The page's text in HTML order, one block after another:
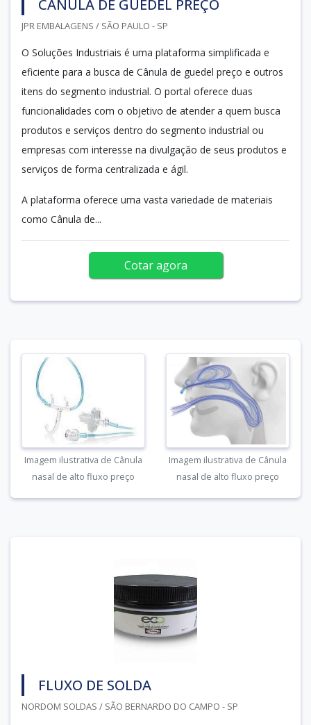
CÂNULA DE GUEDEL PREÇO
JPR EMBALAGENS / SÃO PAULO - SP
O Soluções Industriais é uma plataforma simplificada e
eficiente para a busca de Cânula de guedel preço e outros
itens do segmento industrial. O portal oferece duas
funcionalidades com o objetivo de atender a quem busca
produtos e serviços dentro do segmento industrial ou
empresas com interesse na divulgação de seus produtos e
serviços de forma centralizada e ágil.
A plataforma oferece uma vasta variedade de materiais
como Cânula de...
Cotar agora
Imagem ilustrativa de Cânula
nasal de alto fluxo preço
Imagem ilustrativa de Cânula
nasal de alto fluxo preço
FLUXO DE SOLDA
NORDOM SOLDAS / SÃO BERNARDO DO CAMPO - SP